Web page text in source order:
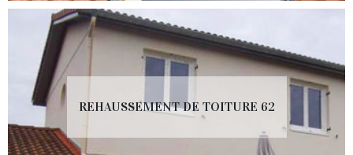
REHAUSSEMENT DE TOITURE 62